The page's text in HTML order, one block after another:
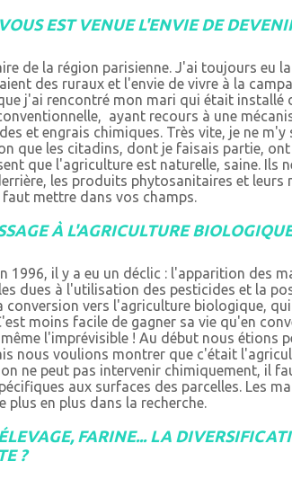
EST VENUE L'ENVIE DE
de la région parisienne. J'ai toujours eu
des ruraux et l'envie de vivre à la
j'ai rencontré mon mari qui était installé
ayant recours à une
et engrais chimiques. Très vite, je ne m'y
que les citadins, dont je faisais partie,
que l'agriculture est naturelle, saine. Ils
les produits phytosanitaires et leurs
mettre dans vos champs.
À L'AGRICULTURE
1996, il y a eu un déclic : l'apparition des
dues à l'utilisation des pesticides et la
conversion vers l'agriculture biologique,
moins facile de gagner sa vie qu'en
l'imprévisible ! Au début nous étions
nous voulions montrer que c'était
ne peut pas intervenir chimiquement, il
aux surfaces des parcelles. Les
plus en plus dans la recherche.
FARINE... LA
?